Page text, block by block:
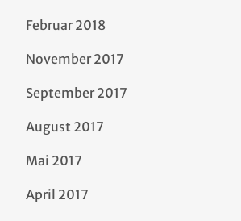
Februar 2018
November 2017
September 2017
August 2017
Mai 2017
April 2017